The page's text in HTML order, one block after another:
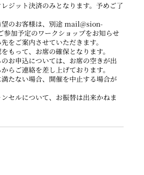
ジット決済のみとなります。予めご了
望のお客様は、別途 mail@sion-
加予定のワークショップをお知らせ
をご案内させていただきます。
もって、お席の確保となります。
お申込については、お席の空きが出
らご連絡を差し上げております。
たない場合、開催を中止する場合が
セルについて、お振替は出来かねま